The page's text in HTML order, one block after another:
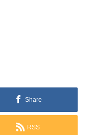
Share
RSS